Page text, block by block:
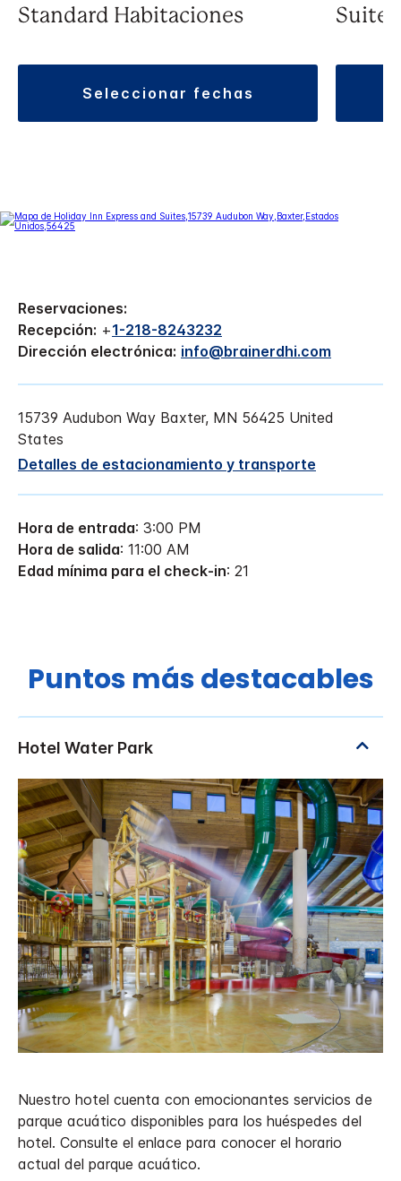
Standard Habitaciones
seleccionar fechas
Suite
Reservaciones:
Recepción: +1-218-8243232
Dirección electrónica: info@brainerdhi.com
15739 Audubon Way Baxter, MN 56425 United
States
Detalles de estacionamiento y transporte
Hora de entrada: 3:00 PM
Hora de salida: 11:00 AM
Edad mínima para el check-in: 21
Puntos más destacables
Nuestro hotel cuenta con emocionantes servicios de
parque acuático disponibles para los huéspedes del
hotel. Consulte el enlace para conocer el horario
actual del parque acuático.